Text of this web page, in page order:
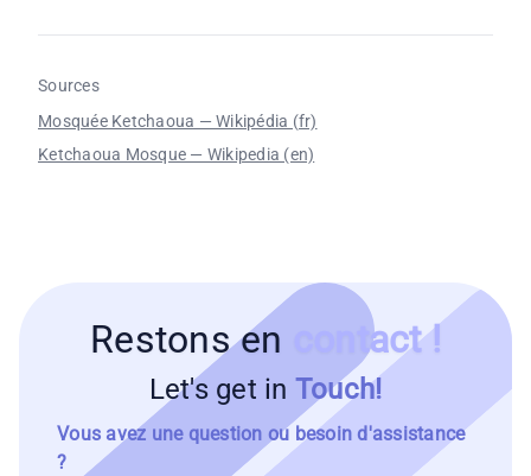
Sources
Mosquée Ketchaoua — Wikipédia (fr)
Ketchaoua Mosque — Wikipedia (en)
Restons en contact !
Let's get in Touch!
Vous avez une question ou besoin d'assistance
?